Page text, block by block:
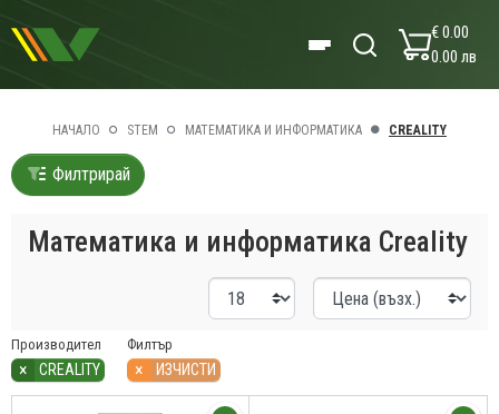
€ 0.00
0.00 лв
НАЧАЛО STEM МАТЕМАТИКА И ИНФОРМАТИКА CREALITY
Филтрирай
Математика и информатика Creality
Производител
× CREALITY
Филтър
× ИЗЧИСТИ